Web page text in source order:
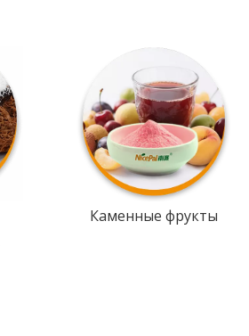
Каменные фрукты